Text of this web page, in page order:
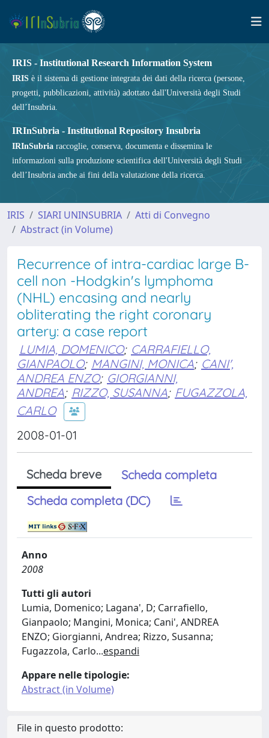
IRIS - Institutional Research Information System
IRIS è il sistema di gestione integrata dei dati della ricerca (persone,
progetti, pubblicazioni, attività) adottato dall'Università degli Studi
dell’Insubria.
IRInSubria - Institutional Repository Insubria
IRInSubria raccoglie, conserva, documenta e dissemina le
informazioni sulla produzione scientifica dell'Università degli Studi
dell’Insubria anche ai fini della valutazione della ricerca.
IRIS SIARI UNINSUBRIA
Atti di Convegno
Abstract (in Volume)
Recurrence of intra-cardiac large B-
cell non -Hodgkin's lymphoma
(NHL) encasing and nearly
obliterating the right coronary
artery: a case report
LUMIA, DOMENICO; CARRAFIELLO,
GIANPAOLO; MANGINI, MONICA; CANI',
ANDREA ENZO; GIORGIANNI,
ANDREA; RIZZO, SUSANNA; FUGAZZOLA,
CARLO
2008-01-01
Scheda breve
Scheda completa
Scheda completa (DC)
Anno
2008
Tutti gli autori
Lumia, Domenico; Lagana', D; Carrafiello,
Gianpaolo; Mangini, Monica; Cani', ANDREA
ENZO; Giorgianni, Andrea; Rizzo, Susanna;
Fugazzola, Carlo...espandi
Appare nelle tipologie:
Abstract (in Volume)
File in questo prodotto: